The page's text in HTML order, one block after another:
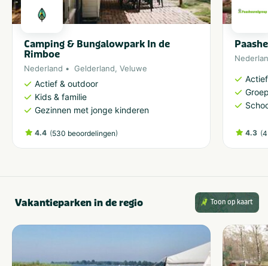
Camping & Bungalowpark In de
Rimboe
Nederland Gelderland, Veluwe
Actief & outdoor
Kids & familie
Gezinnen met jonge kinderen
4.4 (530 beoordelingen) 4.3 (
Vakantieparken in de regio Toon op kaart